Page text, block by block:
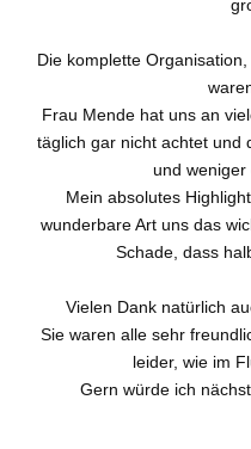
Die komplette
Frau Mende hat uns an
täglich gar nicht achtet und
und weniger
Mein absolutes
wunderbare Art uns das
Schade, dass
Vielen Dank natürlich
Sie waren alle sehr
leider, wie im
Gern würde ich